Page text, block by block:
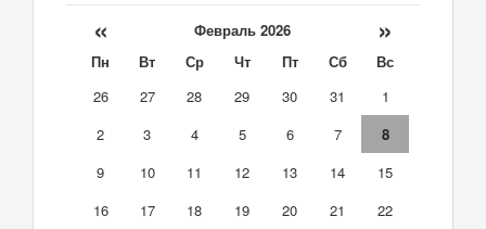
« Февраль 2026 »
Пн Вт Ср Чт Пт Сб
Вс
26
27 28 29 30 31
1
2
3 4 5 6 7
8
9
10 11 12 13 14
15
16
17 18 19 20 21
22